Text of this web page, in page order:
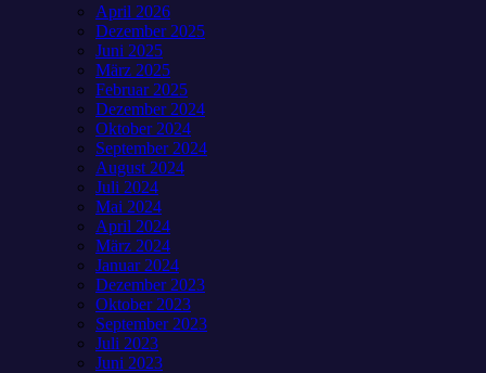
April 2026
Dezember 2025
Juni 2025
März 2025
Februar 2025
Dezember 2024
Oktober 2024
September 2024
August 2024
Juli 2024
Mai 2024
April 2024
März 2024
Januar 2024
Dezember 2023
Oktober 2023
September 2023
Juli 2023
Juni 2023